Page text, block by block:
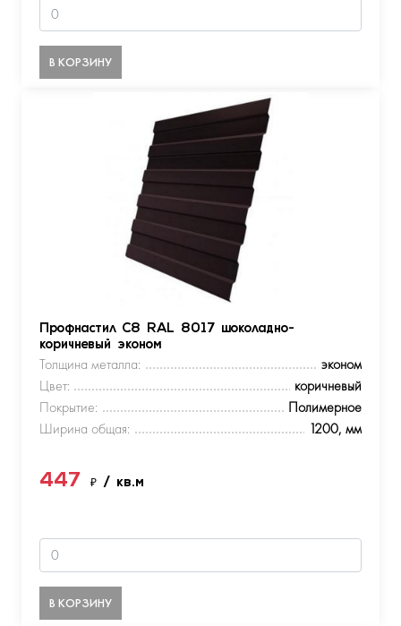
В КОРЗИНУ
Профнастил С8 RAL 8017 шоколадно-
коричневый эконом
Толщина металла:
эконом
Цвет:
коричневый
Покрытие:
Полимерное
Ширина общая:
1200, мм
447 ₽ / кв.м
В КОРЗИНУ